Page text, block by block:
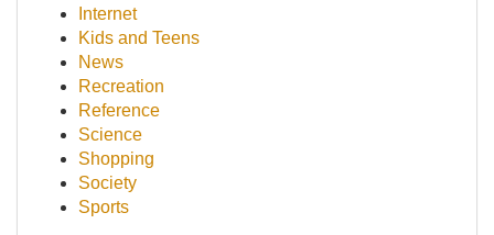
Internet
Kids and Teens
News
Recreation
Reference
Science
Shopping
Society
Sports